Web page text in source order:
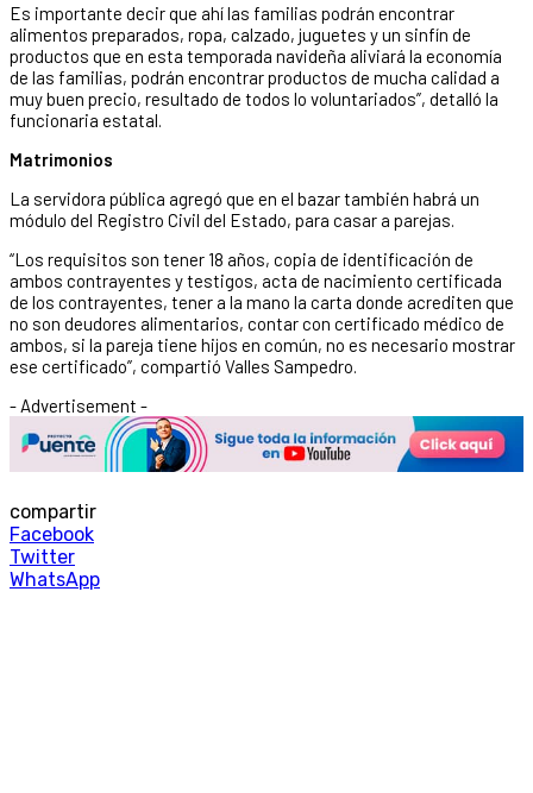
Es importante decir que ahí las familias podrán encontrar
alimentos preparados, ropa, calzado, juguetes y un sinfín de
productos que en esta temporada navideña aliviará la economía
de las familias, podrán encontrar productos de mucha calidad a
muy buen precio, resultado de todos lo voluntariados”, detalló la
funcionaria estatal.
Matrimonios
La servidora pública agregó que en el bazar también habrá un
módulo del Registro Civil del Estado, para casar a parejas.
“Los requisitos son tener 18 años, copia de identificación de
ambos contrayentes y testigos, acta de nacimiento certificada
de los contrayentes, tener a la mano la carta donde acrediten que
no son deudores alimentarios, contar con certificado médico de
ambos, si la pareja tiene hijos en común, no es necesario mostrar
ese certificado”, compartió Valles Sampedro.
- Advertisement -
compartir
Facebook
Twitter
WhatsApp